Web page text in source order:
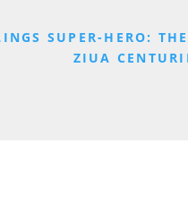
SUPER-HERO:
ZIUA